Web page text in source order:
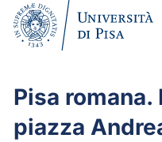
Pisa romana.
piazza